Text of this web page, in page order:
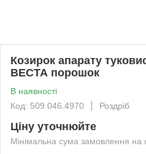
Козирок апарату
ВЕСТА порошок
В наявності
Код: 509.046.4970
Роздріб
Ціну уточнюйте
Мінімальна сума замовлення на